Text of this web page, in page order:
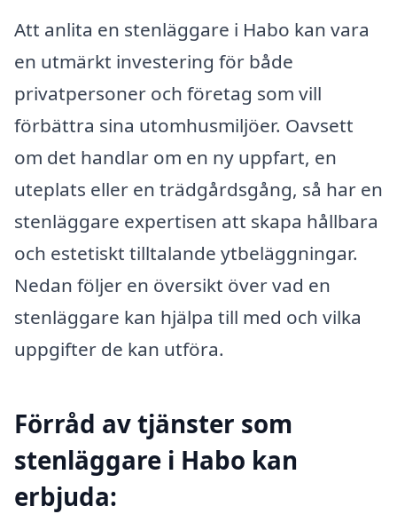
Att anlita en stenläggare i Habo kan vara
en utmärkt investering för både
privatpersoner och företag som vill
förbättra sina utomhusmiljöer. Oavsett
om det handlar om en ny uppfart, en
uteplats eller en trädgårdsgång, så har en
stenläggare expertisen att skapa hållbara
och estetiskt tilltalande ytbeläggningar.
Nedan följer en översikt över vad en
stenläggare kan hjälpa till med och vilka
uppgifter de kan utföra.
Förråd av tjänster som
stenläggare i Habo kan
erbjuda: